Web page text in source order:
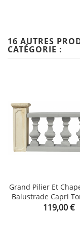
16 AUTRES
CATÉGORIE :
Grand Pilier Et
Balustrade Capri
Prix
119,00 €